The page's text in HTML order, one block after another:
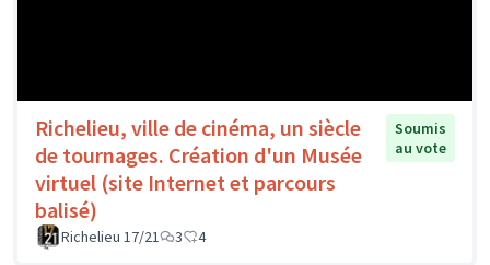
Richelieu, ville de cinéma, un siècle
de tournages. Création d'un Musée
virtuel (site Internet et parcours
balisé)
Soumis
au vote
Richelieu 17/21 3 4